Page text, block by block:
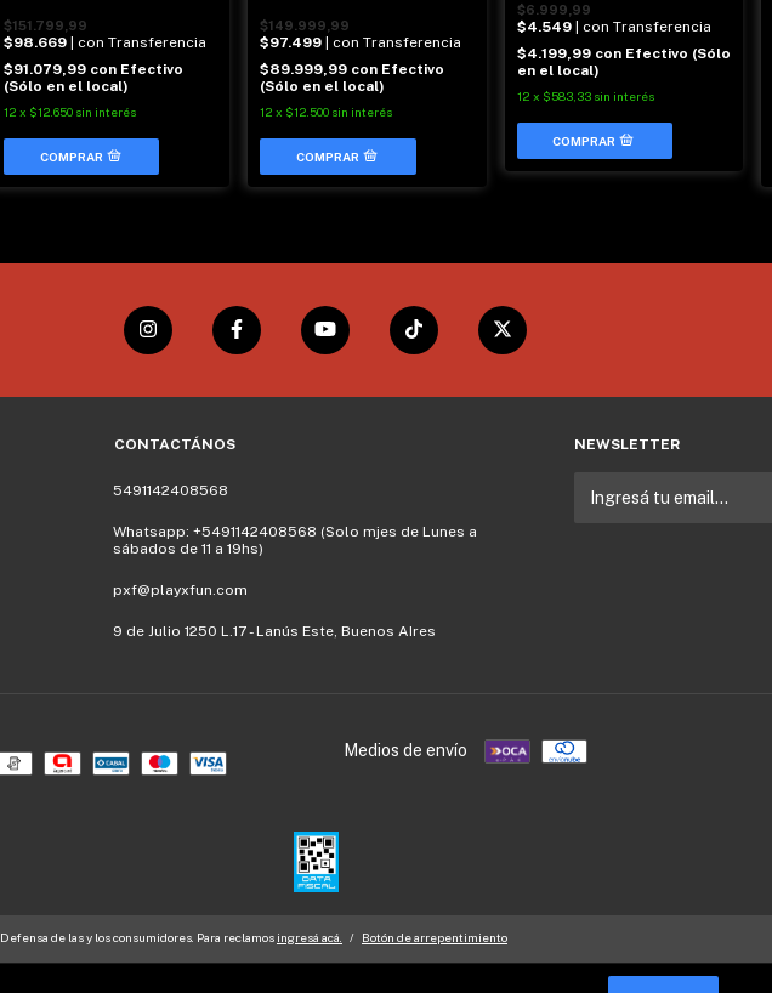
$151.799,99
$98.669 | con Transferencia
$91.079,99 con Efectivo
(Sólo en el local)
12 x $12.650 sin interés
$149.999,99
$97.499 | con Transferencia
$89.999,99 con Efectivo
(Sólo en el local)
12 x $12.500 sin interés
$6.999,99
$4.549 | con Transferencia
$4.199,99 con Efectivo (Sólo
en el local)
12 x $583,33 sin interés
CONTACTÁNOS
5491142408568
Whatsapp: +5491142408568 (Solo mjes de Lunes a
sábados de 11 a 19hs)
pxf@playxfun.com
9 de Julio 1250 L.17 - Lanús Este, Buenos AIres
NEWSLETTER
Medios de envío
Defensa de las y los consumidores. Para reclamos ingresá acá. / Botón de arrepentimiento